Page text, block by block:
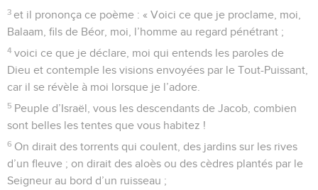
3 et il prononça ce poème : « Voici ce que je proclame, moi,
Balaam, fils de Béor, moi, l’homme au regard pénétrant ;
4 voici ce que je déclare, moi qui entends les paroles de
Dieu et contemple les visions envoyées par le Tout-Puissant,
car il se révèle à moi lorsque je l’adore.
5 Peuple d’Israël, vous les descendants de Jacob, combien
sont belles les tentes que vous habitez !
6 On dirait des torrents qui coulent, des jardins sur les rives
d’un fleuve ; on dirait des aloès ou des cèdres plantés par le
Seigneur au bord d’un ruisseau ;